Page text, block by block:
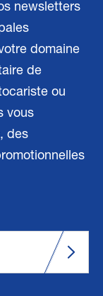
newsletters
domaine
de
ou
vous
des